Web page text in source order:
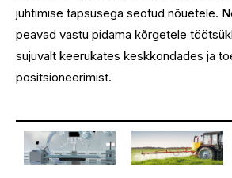
juhtimise täpsusega seotud nõuetele.
peavad vastu pidama kõrgetele
sujuvalt keerukates keskkondades ja
positsioneerimist.